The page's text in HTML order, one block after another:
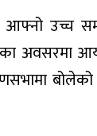
आफ्नो उच्च
अवसरमा
बोलेको